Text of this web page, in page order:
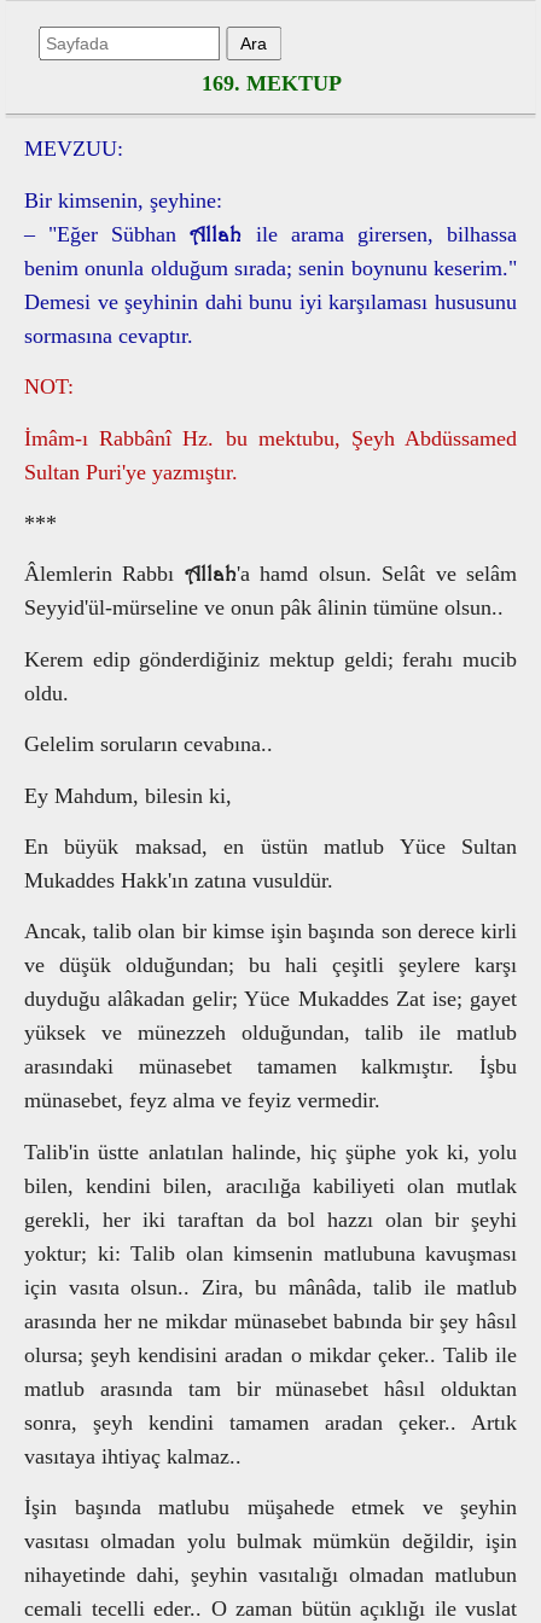
169. MEKTUP
MEVZUU:
Bir kimsenin, şeyhine:
– "Eğer SübhanAllah ile arama girersen, bilhassa
benim onunla olduğum sırada; senin boynunu keserim."
Demesi ve şeyhinin dahi bunu iyi karşılaması hususunu
sormasına cevaptır.
NOT:
İmâm-ı Rabbânî Hz. bu mektubu, Şeyh Abdüssamed
Sultan Puri'ye yazmıştır.
***
Âlemlerin Rabbı Allah'a hamd olsun. Selât ve selâm
Seyyid'ül-mürseline ve onun pâk âlinin tümüne olsun..
Kerem edip gönderdiğiniz mektup geldi; ferahı mucib
oldu.
Gelelim soruların cevabına..
Ey Mahdum, bilesin ki,
En büyük maksad, en üstün matlub Yüce Sultan
Mukaddes Hakk'ın zatına vusuldür.
Ancak, talib olan bir kimse işin başında son derece kirli
ve düşük olduğundan; bu hali çeşitli şeylere karşı
duyduğu alâkadan gelir; Yüce Mukaddes Zat ise; gayet
yüksek ve münezzeh olduğundan, talib ile matlub
arasındaki münasebet tamamen kalkmıştır. İşbu
münasebet, feyz alma ve feyiz vermedir.
Talib'in üstte anlatılan halinde, hiç şüphe yok ki, yolu
bilen, kendini bilen, aracılığa kabiliyeti olan mutlak
gerekli, her iki taraftan da bol hazzı olan bir şeyhi
yoktur; ki: Talib olan kimsenin matlubuna kavuşması
için vasıta olsun.. Zira, bu mânâda, talib ile matlub
arasında her ne mikdar münasebet babında bir şey hâsıl
olursa; şeyh kendisini aradan o mikdar çeker.. Talib ile
matlub arasında tam bir münasebet hâsıl olduktan
sonra, şeyh kendini tamamen aradan çeker.. Artık
vasıtaya ihtiyaç kalmaz..
İşin başında matlubu müşahede etmek ve şeyhin
vasıtası olmadan yolu bulmak mümkün değildir, işin
nihayetinde dahi, şeyhin vasıtalığı olmadan matlubun
cemali tecelli eder.. O zaman bütün açıklığı ile vuslat